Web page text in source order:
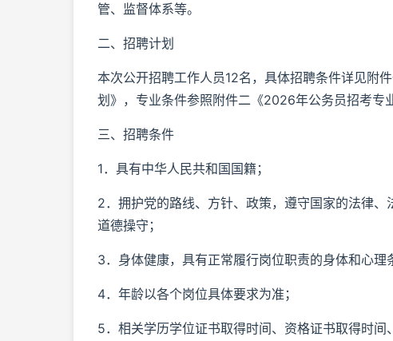
管、监督体系等。
二、招聘计划
本次公开招聘工作人员12名，具体招聘条件详见附
划》，专业条件参照附件二《2026年公务员招考专
三、招聘条件
1．具有中华人民共和国国籍；
2．拥护党的路线、方针、政策，遵守国家的法律
道德操守；
3．身体健康，具有正常履行岗位职责的身体和心理
4．年龄以各个岗位具体要求为准；
5．相关学历学位证书取得时间、资格证书取得时